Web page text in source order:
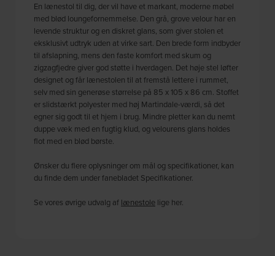
En lænestol til dig, der vil have et markant, moderne møbel
med blød loungefornemmelse. Den grå, grove velour har en
levende struktur og en diskret glans, som giver stolen et
eksklusivt udtryk uden at virke sart. Den brede form indbyder
til afslapning, mens den faste komfort med skum og
zigzagfjedre giver god støtte i hverdagen. Det høje stel løfter
designet og får lænestolen til at fremstå lettere i rummet,
selv med sin generøse størrelse på 85 x 105 x 86 cm. Stoffet
er slidstærkt polyester med høj Martindale-værdi, så det
egner sig godt til et hjem i brug. Mindre pletter kan du nemt
duppe væk med en fugtig klud, og velourens glans holdes
flot med en blød børste.
Ønsker du flere oplysninger om mål og specifikationer, kan
du finde dem under fanebladet Specifikationer.
Se vores øvrige udvalg af lænestole lige her.